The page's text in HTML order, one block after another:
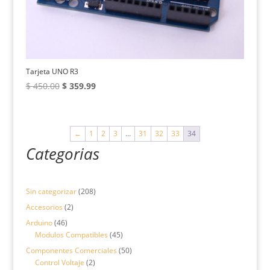
Tarjeta UNO R3
$450.00 El
era:
$ 450.00.
$359.99El
es:
$ 359.99.
← 1 2 3 … 31 32 33 34
Categorias
Sin categorizar 208208
Accesorios 22
Arduino 4646
productos
Modulos Compatibles 4545
productos
Componentes Comerciales 5050
Control Voltaje 22